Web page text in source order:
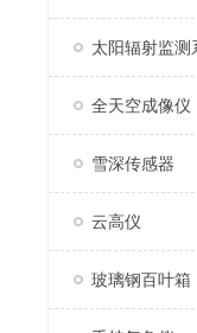
太阳辐射监测
全天空成像仪
雪深传感器
云高仪
玻璃钢百叶箱